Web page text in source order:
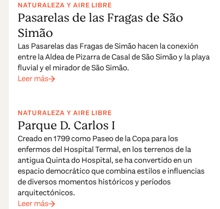
NATURALEZA Y AIRE LIBRE
Pasarelas de las Fragas de São
Simão
Las Pasarelas das Fragas de Simão hacen la conexión
entre la Aldea de Pizarra de Casal de São Simão y la playa
fluvial y el mirador de São Simão.
Leer más
NATURALEZA Y AIRE LIBRE
Parque D. Carlos I
Creado en 1799 como Paseo de la Copa para los
enfermos del Hospital Termal, en los terrenos de la
antigua Quinta do Hospital, se ha convertido en un
espacio democrático que combina estilos e influencias
de diversos momentos históricos y períodos
arquitectónicos.
Leer más